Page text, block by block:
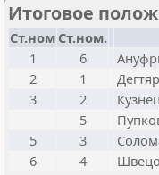
Итоговое
Ст.ном Ст.ном.
1
6
2
1
3
2
5
5
3
6
4